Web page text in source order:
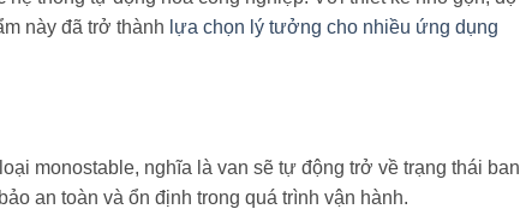
này đã trở thành lựa chọn lý tưởng cho nhiều ứng dụng
monostable, nghĩa là van sẽ tự động trở về trạng thái ban
an toàn và ổn định trong quá trình vận hành.